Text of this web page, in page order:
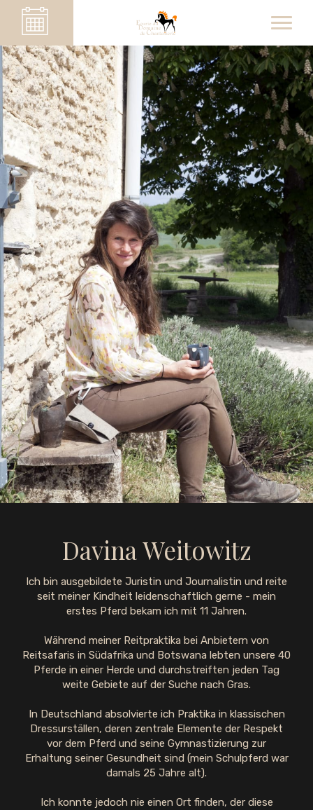
Davina Weitowitz
Ich bin ausgebildete Juristin und Journalistin und reite
seit meiner Kindheit leidenschaftlich gerne - mein
erstes Pferd bekam ich mit 11 Jahren.
Während meiner Reitpraktika bei Anbietern von
Reitsafaris in Südafrika und Botswana lebten unsere 40
Pferde in einer Herde und durchstreiften jeden Tag
weite Gebiete auf der Suche nach Gras.
In Deutschland absolvierte ich Praktika in klassischen
Dressurställen, deren zentrale Elemente der Respekt
vor dem Pferd und seine Gymnastizierung zur
Erhaltung seiner Gesundheit sind (mein Schulpferd war
damals 25 Jahre alt).
Ich konnte jedoch nie einen Ort finden, der diese